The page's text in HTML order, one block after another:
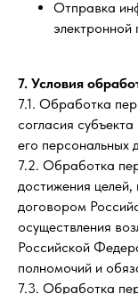
Отправка
электронной
7. Условия
7.1. Обработка
согласия
его персональных
7.2. Обработка
достижения
договором
осуществления
Российской
полномочий и
7.3. Обработка